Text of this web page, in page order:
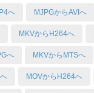
へ MJPGからAVIへ
MKVからH264へ
へ MKVからMTSへ
MOVからH264へ